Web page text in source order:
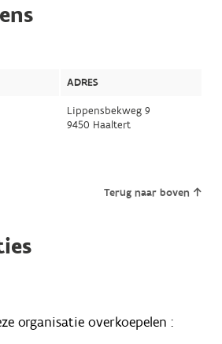
ADRES
Lippensbekweg 9
9450 Haaltert
Terug naar boven
organisatie overkoepelen :